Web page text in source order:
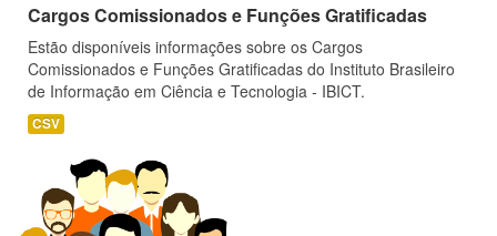
Cargos Comissionados e Funções Gratificadas
Estão disponíveis informações sobre os Cargos
Comissionados e Funções Gratificadas do Instituto Brasileiro
de Informação em Ciência e Tecnologia - IBICT.
CSV